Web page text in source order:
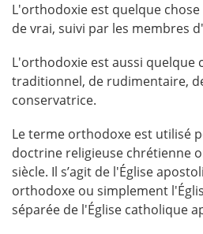
L'orthodoxie est quelque
de vrai, suivi par les membres
L'orthodoxie est aussi quelque
traditionnel, de rudimentaire,
conservatrice.
Le terme orthodoxe est utilisé
doctrine religieuse chrétienne
siècle. Il s’agit de l'Église
orthodoxe ou simplement
séparée de l'Église catholique